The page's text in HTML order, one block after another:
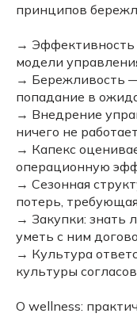
принципов
→ Эффективность
модели
→ Бережливость —
попадание в
→ Внедрение
ничего не
→ Капекс
операционную
→ Сезонная
потерь,
→ Закупки: знать
уметь с ним
→ Культура
культуры
О wellness: